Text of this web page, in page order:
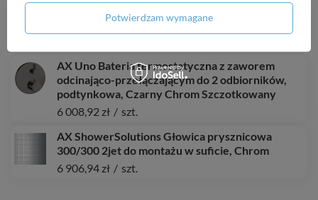
AX Universal Circular Wieszak na ręcznik typu
Ring, Złoty Optyczny Polerowany
AX Uno Bateria termostatyczna z zaworem
odcinająco-przełączającym do 2 odbiorników,
podtynkowa, Czarny Chrom Szczotkowany
6 008,92 zł / szt.
AX ShowerSolutions Głowica prysznicowa
300/300 2jet do montażu w suficie, Chrom
6 906,94 zł / szt.
Potwierdzam wymagane